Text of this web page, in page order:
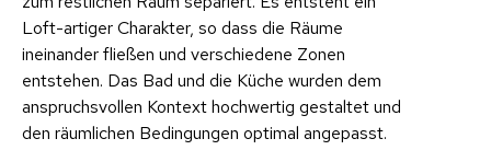
Loft-artiger Charakter, so dass die Räume
ineinander fließen und verschiedene Zonen
entstehen. Das Bad und die Küche wurden dem
anspruchsvollen Kontext hochwertig gestaltet und
den räumlichen Bedingungen optimal angepasst.